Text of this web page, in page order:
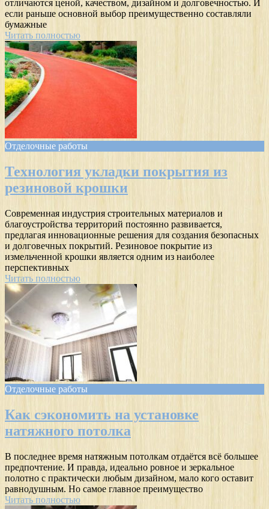
отличаются ценой, качеством, дизайном и долговечностью. И
если раньше основной выбор преимущественно составляли
бумажные
Читать полностью
Отделочные работы
Технология укладки покрытия из
резиновой крошки
Современная индустрия строительных материалов и
благоустройства территорий постоянно развивается,
предлагая инновационные решения для создания безопасных
и долговечных покрытий. Резиновое покрытие из
измельченной крошки является одним из наиболее
перспективных
Читать полностью
Отделочные работы
Как сэкономить на установке
натяжного потолка
В последнее время натяжным потолкам отдаётся всё большее
предпочтение. И правда, идеально ровное и зеркальное
полотно с практически любым дизайном, мало кого оставит
равнодушным. Но самое главное преимущество
Читать полностью